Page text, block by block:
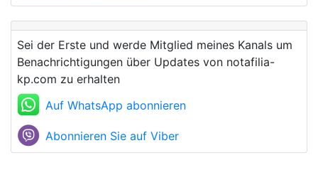
Sei der Erste und werde Mitglied meines Kanals um
Benachrichtigungen über Updates von notafilia-
kp.com zu erhalten
Auf WhatsApp abonnieren
Abonnieren Sie auf Viber